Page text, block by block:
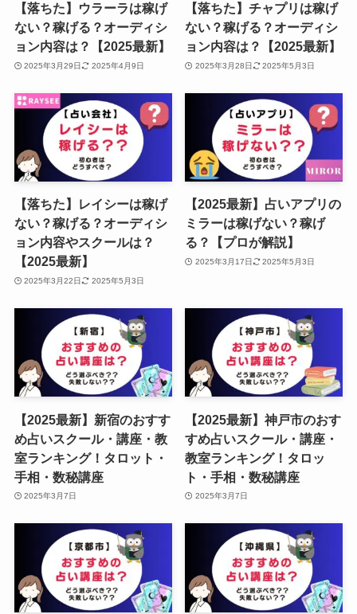
【落ちた】ウラーラは稼げ
ない？稼げる？オーディシ
ョン内容は？【2025最新】
2025年3月29日 2025年4月9日
【落ちた】チャプリは稼げ
ない？稼げる？オーディシ
ョン内容は？【2025最新】
2025年3月28日 2025年5月3日
【落ちた】レイシーは稼げ
ない？稼げる？オーディシ
ョン内容やスクールは？
【2025最新】
2025年3月22日 2025年5月3日
【2025最新】占いアプリの
ミラーは稼げない？稼げ
る？【プロが解説】
2025年3月17日 2025年5月3日
【2025最新】新宿のおすす
め占いスクール・講座・教
室ランキング！タロット・
手相・数秘講座
2025年3月7日
【2025最新】神戸市のおす
すめ占いスクール・講座・
教室ランキング！タロッ
ト・手相・数秘講座
2025年3月7日